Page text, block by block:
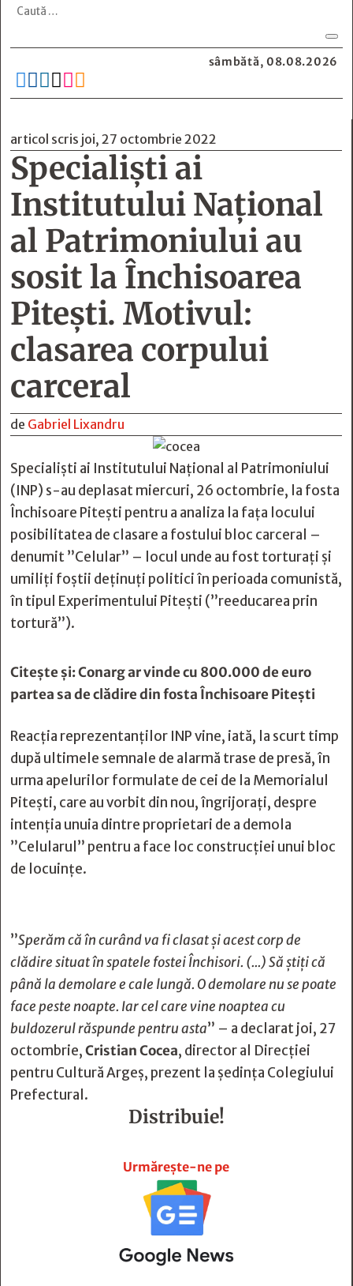
sâmbătă, 08.08.2026
     
articol scris joi, 27 octombrie 2022
Specialiști ai
Institutului Național
al Patrimoniului au
sosit la Închisoarea
Pitești. Motivul:
clasarea corpului
carceral
de Gabriel Lixandru
Specialiști ai Institutului Național al Patrimoniului
(INP) s-au deplasat miercuri, 26 octombrie, la fosta
Închisoare Pitești pentru a analiza la fața locului
posibilitatea de clasare a fostului bloc carceral –
denumit ”Celular” – locul unde au fost torturați și
umiliți foștii deținuți politici în perioada comunistă,
în tipul Experimentului Pitești (”reeducarea prin
tortură”).
Citește și:Conarg ar vinde cu 800.000 de euro
partea sa de clădire din fosta Închisoare Piteşti
Reacția reprezentanților INP vine, iată, la scurt timp
după ultimele semnale de alarmă trase de presă, în
urma apelurilor formulate de cei de la Memorialul
Pitești, care au vorbit din nou, îngrijorați, despre
intenția unuia dintre proprietari de a demola
”Celularul” pentru a face loc construcției unui bloc
de locuințe.
”Sperăm că în curând va fi clasat și acest corp de
clădire situat în spatele fostei Închisori. (...) Să știți că
până la demolare e cale lungă. O demolare nu se poate
face peste noapte. Iar cel care vine noaptea cu
buldozerul răspunde pentru asta” – a declarat joi, 27
octombrie,Cristian Cocea, director al Direcției
pentru Cultură Argeș, prezent la ședința Colegiului
Prefectural.
Distribuie!
Urmărește-ne pe